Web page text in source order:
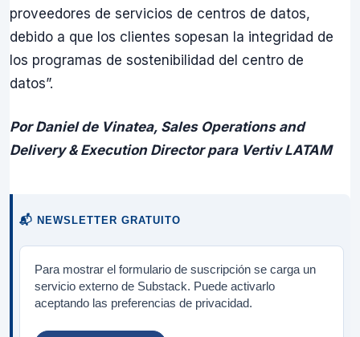
proveedores de servicios de centros de datos,
debido a que los clientes sopesan la integridad de
los programas de sostenibilidad del centro de
datos”.
Por Daniel de Vinatea, Sales Operations and
Delivery & Execution Director para Vertiv LATAM
📬 NEWSLETTER GRATUITO
Para mostrar el formulario de suscripción se carga un
servicio externo de Substack. Puede activarlo
aceptando las preferencias de privacidad.